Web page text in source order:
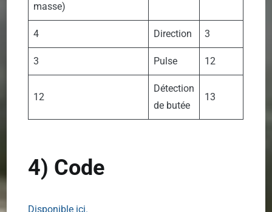
masse)
4 Direction 3
3 Pulse 12
12
Détection
de butée
13
4) Code
Disponible ici.